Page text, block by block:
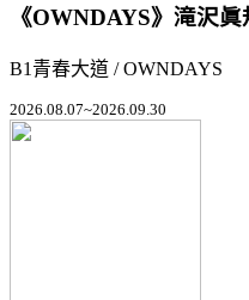
《OWNDAYS》滝沢
B1青春大道 / OWNDAYS
2026.08.07~2026.09.30